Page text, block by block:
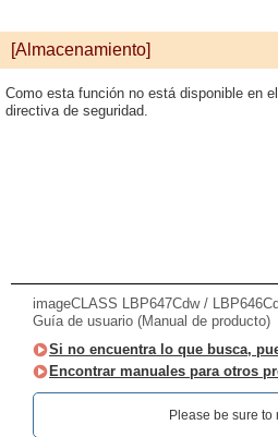
[Almacenamiento]
Como esta función no está disponible en
directiva de seguridad.
imageCLASS LBP647Cdw /
Guía de usuario (Manual de producto)
Si no encuentra lo que busca,
Encontrar manuales para otros
Please be sure to